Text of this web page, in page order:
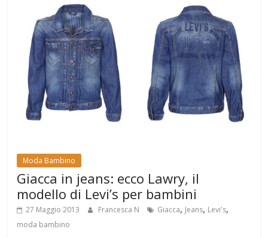
Moda Bambino
Giacca in jeans: ecco Lawry, il
modello di Levi’s per bambini
27 Maggio 2013 Francesca N Giacca, Jeans, Levi's,
moda bambino